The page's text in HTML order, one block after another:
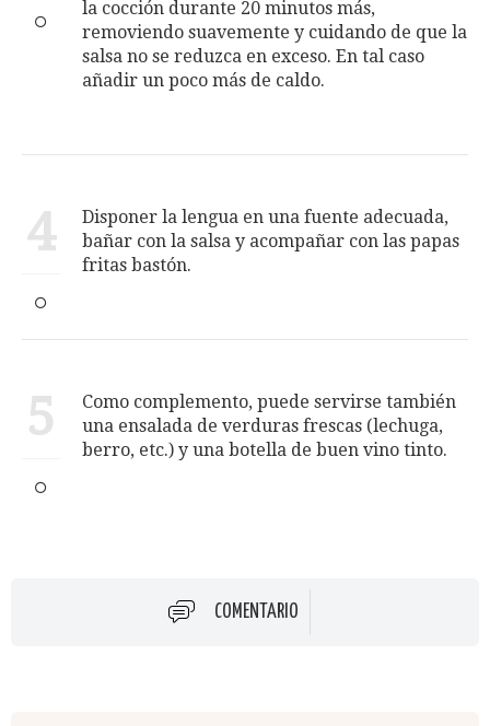
la cocción durante 20 minutos más,
removiendo suavemente y cuidando de que la
salsa no se reduzca en exceso. En tal caso
añadir un poco más de caldo.
4
Disponer la lengua en una fuente adecuada,
bañar con la salsa y acompañar con las papas
fritas bastón.
5
Como complemento, puede servirse también
una ensalada de verduras frescas (lechuga,
berro, etc.) y una botella de buen vino tinto.
COMENTARIO